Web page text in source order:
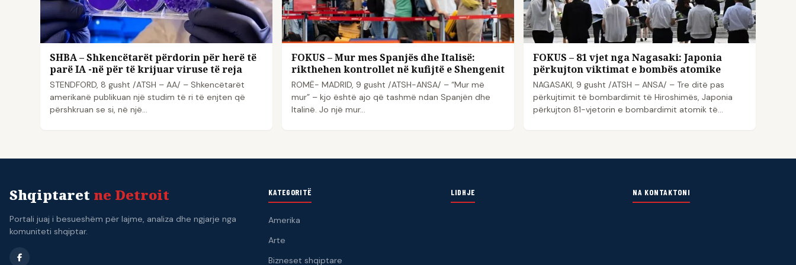
SHBA – Shkencëtarët përdorin për herë të
parë IA -në për të krijuar viruse të reja
STENDFORD, 8 gusht /ATSH – AA/ – Shkencëtarët
amerikanë publikuan një studim të ri të enjten që
përshkruan se si, në një…
FOKUS – Mur mes Spanjës dhe Italisë:
rikthehen kontrollet në kufijtë e Shengenit
ROMË- MADRID, 9 gusht /ATSH-ANSA/ – “Mur më
mur” – kjo është ajo që tashmë ndan Spanjën dhe
Italinë. Jo një mur…
FOKUS – 81 vjet nga Nagasaki: Japonia
përkujton viktimat e bombës atomike
NAGASAKI, 9 gusht /ATSH – ANSA/ – Tre ditë pas
përkujtimit të bombardimit të Hiroshimës, Japonia
përkujton 81-vjetorin e bombardimit atomik të…
Shqiptaret ne Detroit
Portali juaj i besueshëm për lajme, analiza dhe ngjarje nga
komuniteti shqiptar.
KATEGORITË
Amerika
Arte
Bizneset shqiptare
LIDHJE NA KONTAKTONI